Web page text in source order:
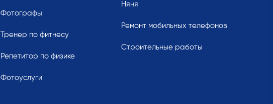
Фотографы
Тренер по фитнесу
Репетитор по физике
Фотоуслуги
Няня
Ремонт мобильных телефонов
Строительные работы